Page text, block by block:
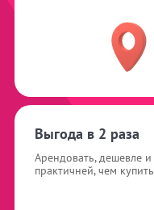
Выгода в 2 раза
Арендовать, дешевле и
практичней, чем купить